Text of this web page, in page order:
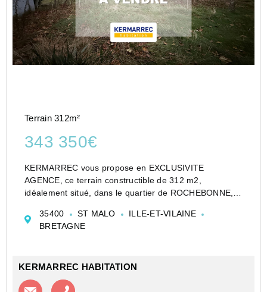
Terrain 312m²
343 350€
KERMARREC vous propose en EXCLUSIVITE
AGENCE, ce terrain constructible de 312 m2,
idéalement situé, dans le quartier de ROCHEBONNE, à
mètres du centre de PARAME, à 3 km d'INTRAMUROS.
Au calme, Emplacement très pr...
35400 ST MALO
ILLE-ET-VILAINE
BRETAGNE
KERMARREC HABITATION
Contacter l'agence